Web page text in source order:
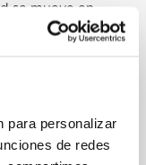
para personalizar
de redes
se mueve en
de los que
el otro, los
a alguien en
una